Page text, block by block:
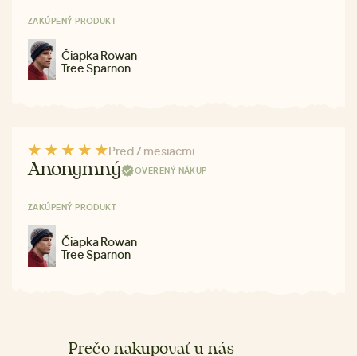
ZAKÚPENÝ PRODUKT
Čiapka Rowan
Tree Sparnon
Pred 7 mesiacmi
Anonymný OVERENÝ NÁKUP
ZAKÚPENÝ PRODUKT
Čiapka Rowan
Tree Sparnon
Prečo nakupovať u nás